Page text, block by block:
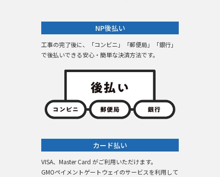
NP後払い
工事の完了後に、「コンビニ」「郵便局」「銀行」
で後払いできる安心・簡単な決済方法です。
カード払い
VISA、Master Card がご利用いただけます。
GMOペイメントゲートウェイのサービスを利用して